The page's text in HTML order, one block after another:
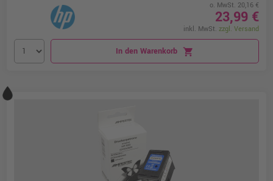
o. MwSt. 20,16 €
23,99 €
inkl. MwSt. zzgl. Versand
In den Warenkorb shopping_cart